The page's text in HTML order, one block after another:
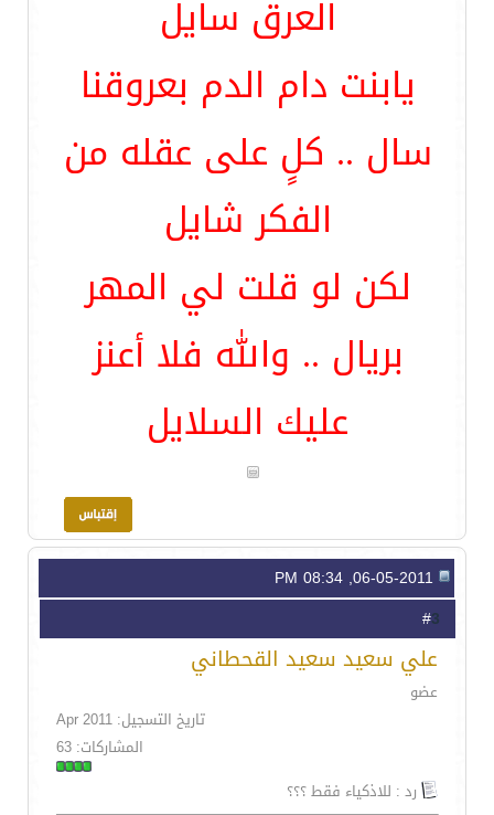
العرق سايل
يابنت دام الدم بعروقنا
سال .. كلٍ على عقله من
الفكر شايل
لكن لو قلت لي المهر
بريال .. والله فلا أعنز
عليك السلايل
3
علي سعيد سعيد القحطاني
عضو
تاريخ التسجيل: Apr 2011
المشاركات: 63
رد : للاذكياء فقط ؟؟؟